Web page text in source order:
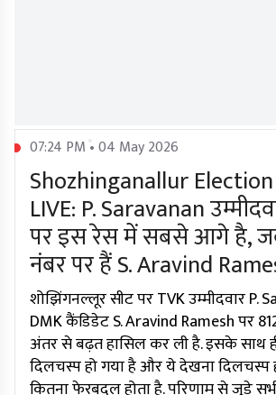
07:24 PM • 04 May 2026
Shozhinganallur
LIVE: P. Saravanan
पर इस रेस में सबसे आगे है,
नंबर पर हैं S. Aravind
शोझिंगनल्लूर सीट पर TVK उम्मीदवार P.
DMK कैंडिडेट S. Aravind Ramesh पर
अंतर से बढ़त हासिल कर ली है. इसके साथ
दिलचस्प हो गया है और ये देखना दिलचस्प